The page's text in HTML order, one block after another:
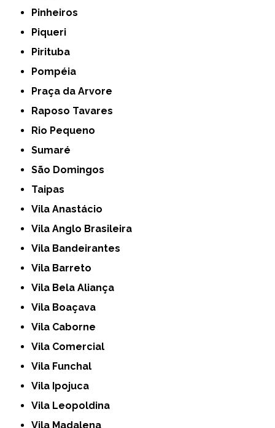
Pinheiros
Piqueri
Pirituba
Pompéia
Praça da Arvore
Raposo Tavares
Rio Pequeno
Sumaré
São Domingos
Taipas
Vila Anastácio
Vila Anglo Brasileira
Vila Bandeirantes
Vila Barreto
Vila Bela Aliança
Vila Boaçava
Vila Caborne
Vila Comercial
Vila Funchal
Vila Ipojuca
Vila Leopoldina
Vila Madalena